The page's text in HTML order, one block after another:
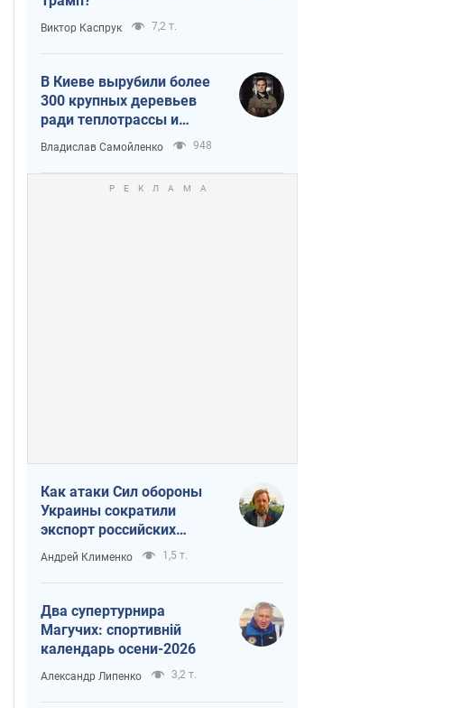
Виктор Каспрук 7,2 т.
В Киеве вырубили более
300 крупных деревьев
ради теплотрассы и
вопреки Генплану
Владислав Самойленко 948
Как атаки Сил обороны
Украины сократили
экспорт российских
нефтепродуктов
Андрей Клименко 1,5 т.
Два супертурнира
Магучих: спортивній
календарь осени-2026
Александр Липенко 3,2 т.